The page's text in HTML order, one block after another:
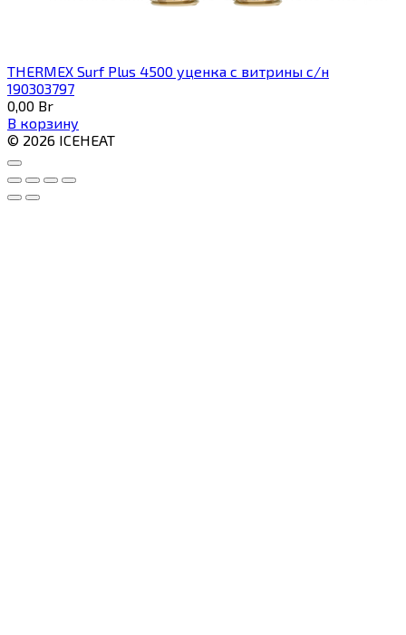
THERMEX Surf Plus 4500 уценка с витрины с/н
190303797
0,00 Br
В корзину
© 2026 ICEHEAT